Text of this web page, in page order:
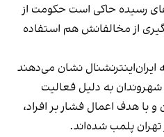
رسیده حاکی است حکومت از
از مخالفانش هم استفاده
نشان می‌دهند
به دلیل فعالیت
با هدف اعمال فشار بر افراد،
پلمب شده‌اند.